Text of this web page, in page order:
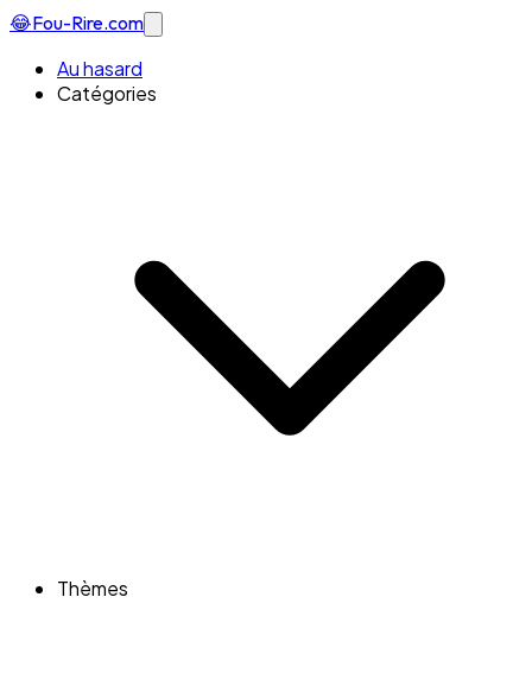
😂Fou-Rire.com
Au hasard
Catégories
Thèmes